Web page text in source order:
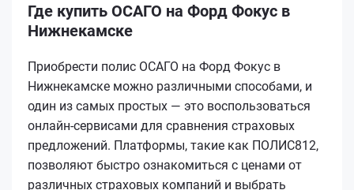
Где купить ОСАГО на Форд Фокус в
Нижнекамске
Приобрести полис ОСАГО на Форд Фокус в
Нижнекамске можно различными способами, и
один из самых простых — это воспользоваться
онлайн-сервисами для сравнения страховых
предложений. Платформы, такие как ПОЛИС812,
позволяют быстро ознакомиться с ценами от
различных страховых компаний и выбрать